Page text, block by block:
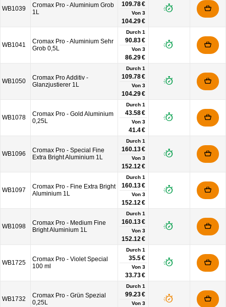
WB1039
Cromax Pro - Aluminium Grob
1L
109.78 €
Von 3
104.29 €
WB1041
Cromax Pro - Aluminium Sehr
Grob 0,5L
Durch 1
90.83 €
Von 3
86.29 €
WB1050
Cromax Pro Additiv -
Glanzjustierer 1L
Durch 1
109.78 €
Von 3
104.29 €
WB1078
Cromax Pro - Gold Aluminium
0,25L
Durch 1
43.58 €
Von 3
41.4 €
WB1096
Cromax Pro - Special Fine
Extra Bright Aluminium 1L
Durch 1
160.13 €
Von 3
152.12 €
WB1097
Cromax Pro - Fine Extra Bright
Aluminium 1L
Durch 1
160.13 €
Von 3
152.12 €
WB1098
Cromax Pro - Medium Fine
Bright Aluminium 1L
Durch 1
160.13 €
Von 3
152.12 €
WB1725
Cromax Pro - Violet Special
100 ml
Durch 1
35.5 €
Von 3
33.73 €
WB1732
Cromax Pro - Grün Spezial
0,25L
Durch 1
99.23 €
Von 3